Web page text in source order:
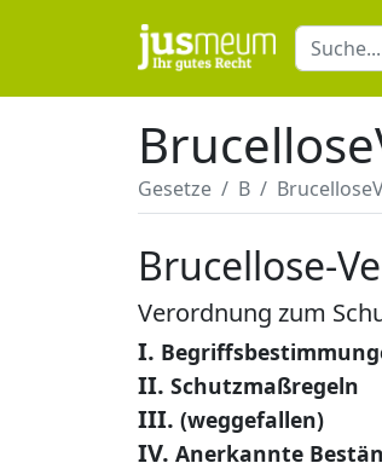
Gesetze B
Brucellose-
Verordnung zum
I.
II. Schutzmaßregeln
III. (weggefallen)
IV. Anerkannte